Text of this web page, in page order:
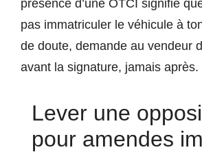
présence d’une OTCI signifie
pas immatriculer le véhicule à
de doute, demande au vendeur
avant la signature, jamais après.
Lever une
pour amendes